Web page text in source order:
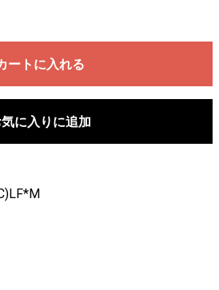
ートに入れる
に入りに追加